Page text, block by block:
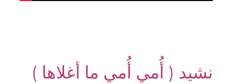
نشيد ( أُمي أُمي ما أغلاها )